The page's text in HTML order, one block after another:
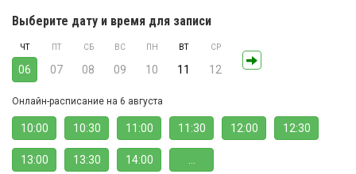
Выберите дату и время для записи
ЧТ
06
ПТ
07
СБ
08
ВС
09
ПН
10
ВТ
11
СР
12
Онлайн-расписание на 6 августа
10:00 10:30 11:00 11:30 12:00 12:30
13:00 13:30 14:00